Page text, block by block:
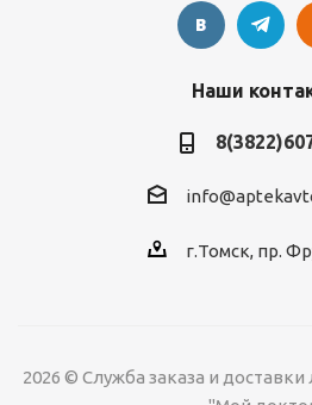
Наши
г.Томск, пр.
2026 © Служба заказа и доставки